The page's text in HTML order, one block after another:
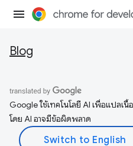
Blog
Google ใช้เทคโนโลยี AI เพื่อแปลเ
โดย AI อาจมีข้อผิดพลาด